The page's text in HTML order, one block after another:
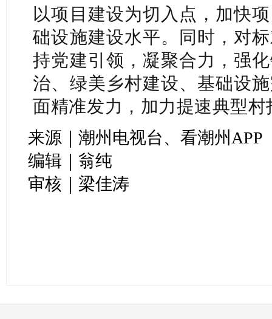
以项目建设为切入点，加快
础设施建设水平。同时，对
持党建引领，凝聚合力，强
治、绿美乡村建设、基础设
面精准发力，加力提速典型
来源｜潮州电视台、看潮州APP
编辑｜翁纯
审核｜梁佳涛